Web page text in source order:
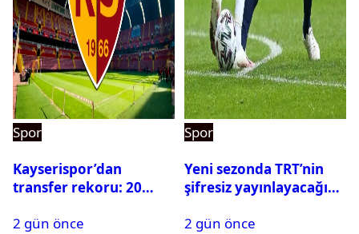
Spor
Kayserispor’dan
transfer rekoru: 20
2 gün önce
Spor
Yeni sezonda TRT’nin
şifresiz yayınlayacağı
2 gün önce